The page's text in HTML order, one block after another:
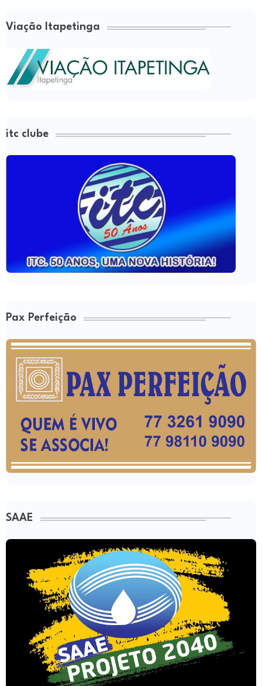
Viação Itapetinga
itc clube
Pax Perfeição
SAAE